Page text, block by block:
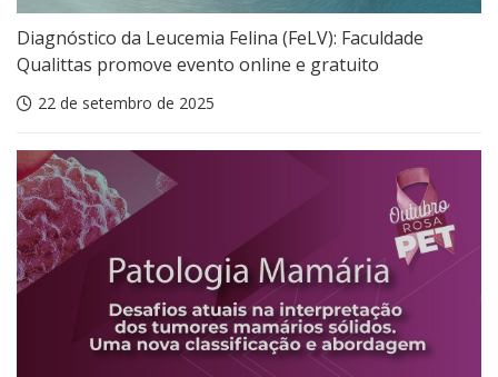
Diagnóstico da Leucemia Felina (FeLV): Faculdade
Qualittas promove evento online e gratuito
22 de setembro de 2025